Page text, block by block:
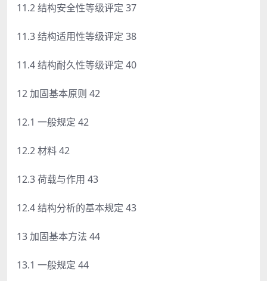
11.2 结构安全性等级评定 37
11.3 结构适用性等级评定 38
11.4 结构耐久性等级评定 40
12 加固基本原则 42
12.1 一般规定 42
12.2 材料 42
12.3 荷载与作用 43
12.4 结构分析的基本规定 43
13 加固基本方法 44
13.1 一般规定 44